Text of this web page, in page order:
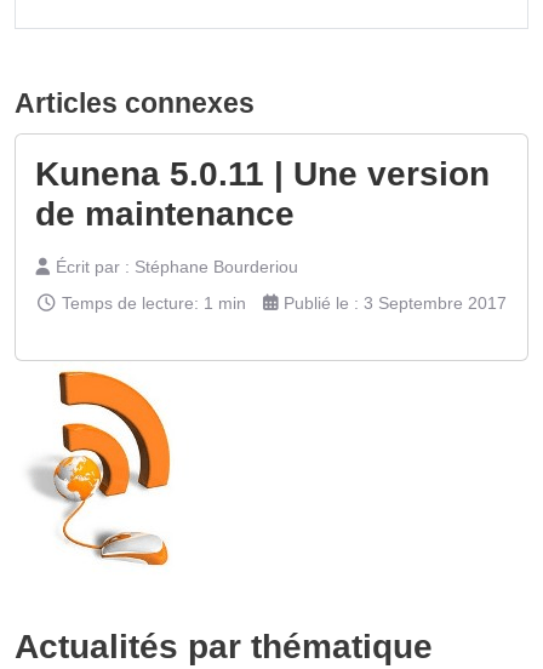
Articles connexes
Kunena 5.0.11 | Une version
de maintenance
Écrit par : Stéphane Bourderiou
Temps de lecture: 1 min
Publié le : 3 Septembre 2017
Actualités par thématique